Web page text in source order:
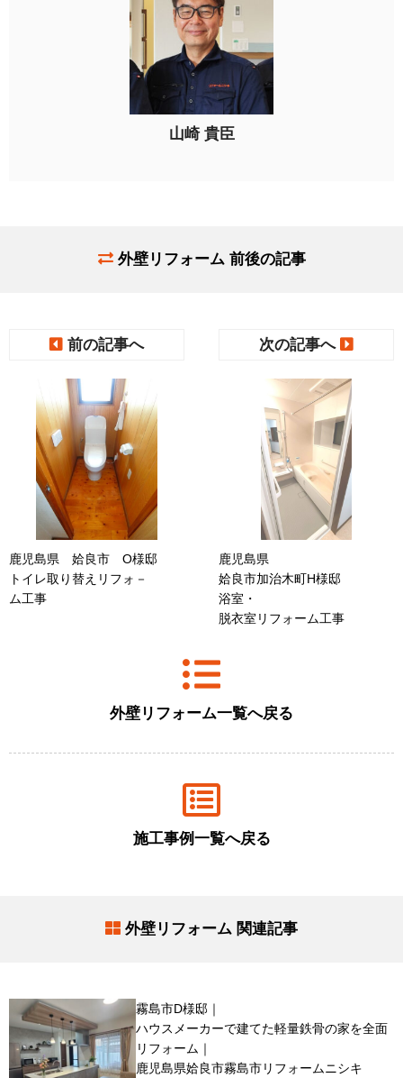
山崎 貴臣
外壁リフォーム 前後の記事
前の記事へ
鹿児島県 姶良市 O様邸
トイレ取り替えリフォ－
ム工事
外壁リフォーム一覧へ戻る
施工事例一覧へ戻る
次の記事へ
鹿児島県
姶良市加治木町H様邸
浴室・
脱衣室リフォーム工事
外壁リフォーム 関連記事
霧島市D様邸｜
ハウスメーカーで建てた軽量鉄骨の家を全面
リフォーム｜
鹿児島県姶良市霧島市リフォームニシキ